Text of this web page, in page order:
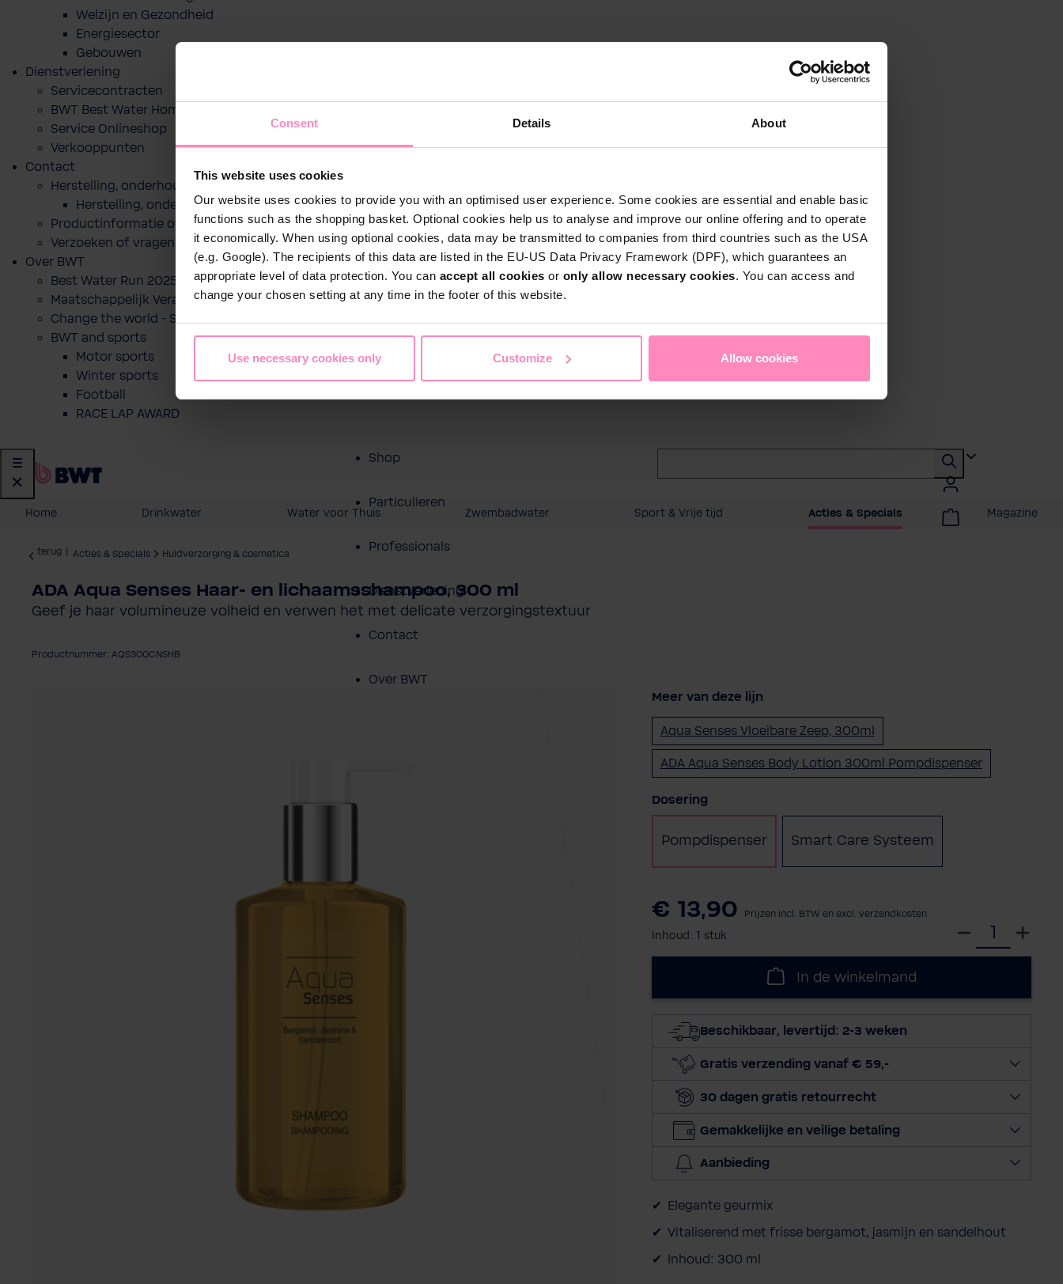
Consent Details About
This website uses cookies
Our website uses cookies to provide you with an optimised user experience. Some cookies are essential and enable basic
functions such as the shopping basket. Optional cookies help us to analyse and improve our online offering and to operate
it economically. When using optional cookies, data may be transmitted to companies from third countries such as the USA
(e.g. Google). The recipients of this data are listed in the EU-US Data Privacy Framework (DPF), which guarantees an
appropriate level of data protection. You can accept all cookies or only allow necessary cookies. You can access and
change your chosen setting at any time in the footer of this website.
Use necessary cookies only Customize Allow cookies
Welzijn en Gezondheid
Energiesector
Gebouwen
Dienstverlening
Servicecontracten
BWT Best Water Home app
Service Onlineshop
Verkooppunten
Contact
Herstelling, onderhoud of indienststelling
Herstelling, onderhoud of indienststelling
Productinformatie of prijsofferte voor een product
Verzoeken of vragen
Over BWT
Best Water Run 2025
Maatschappelijk Verantwoord Ondernemen
Change the world - Sip by sip
BWT and sports
Motor sports
Winter sports
Football
RACE LAP AWARD
Shop
Particulieren
Professionals
Dienstverlening
Contact
Over BWT
Home Drinkwater Water voor Thuis Zwembadwater Sport & Vrije tijd Acties & Specials Magazine
terug Acties & Specials Huidverzorging & cosmetica
ADA Aqua Senses Haar- en lichaamsshampoo, 300 ml
Geef je haar volumineuze volheid en verwen het met delicate verzorgingstextuur
Productnummer: AQS300CNSHB
Meer van deze lijn
Aqua Senses Vloeibare Zeep, 300ml
ADA Aqua Senses Body Lotion 300ml Pompdispenser
Selecteer
Dosering
Pompdispenser Smart Care Systeem
€ 13,90 Prijzen incl. BTW en excl. verzendkosten
Inhoud: 1 stuk
c
e
h
e
In de winkelmand
Beschikbaar, levertijd: 2-3 weken
Gratis verzending vanaf € 59,-
30 dagen gratis retourrecht
Gemakkelijke en veilige betaling
Aanbieding
Elegante geurmix
Vitaliserend met frisse bergamot, jasmijn en sandelhout
Inhoud: 300 ml